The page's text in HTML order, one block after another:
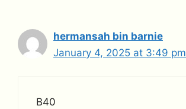
hermansah bin barnie
January 4, 2025 at 3:49 pm
B40